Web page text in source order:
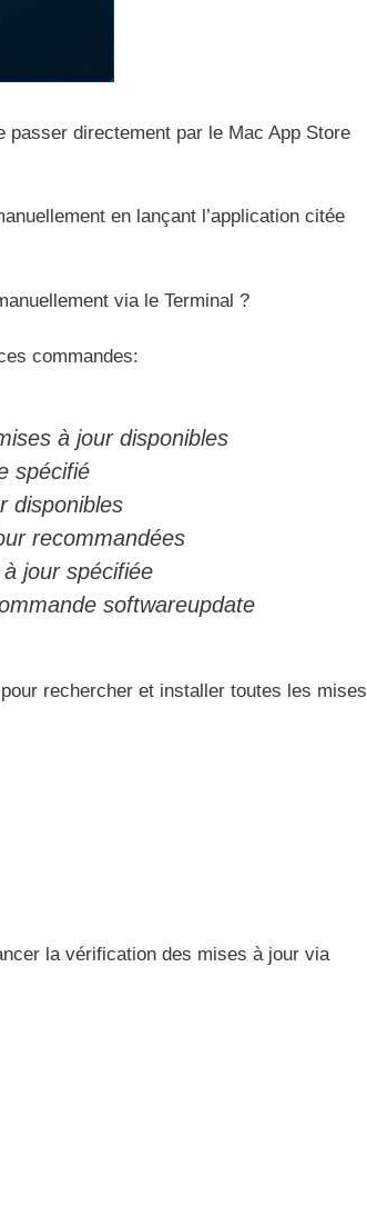
passer directement par le Mac App Store
en lançant l’application citée
via le Terminal ?
commandes:
à jour disponibles
spécifié
disponibles
recommandées
jour spécifiée
softwareupdate
rechercher et installer toutes les mises
la vérification des mises à jour via